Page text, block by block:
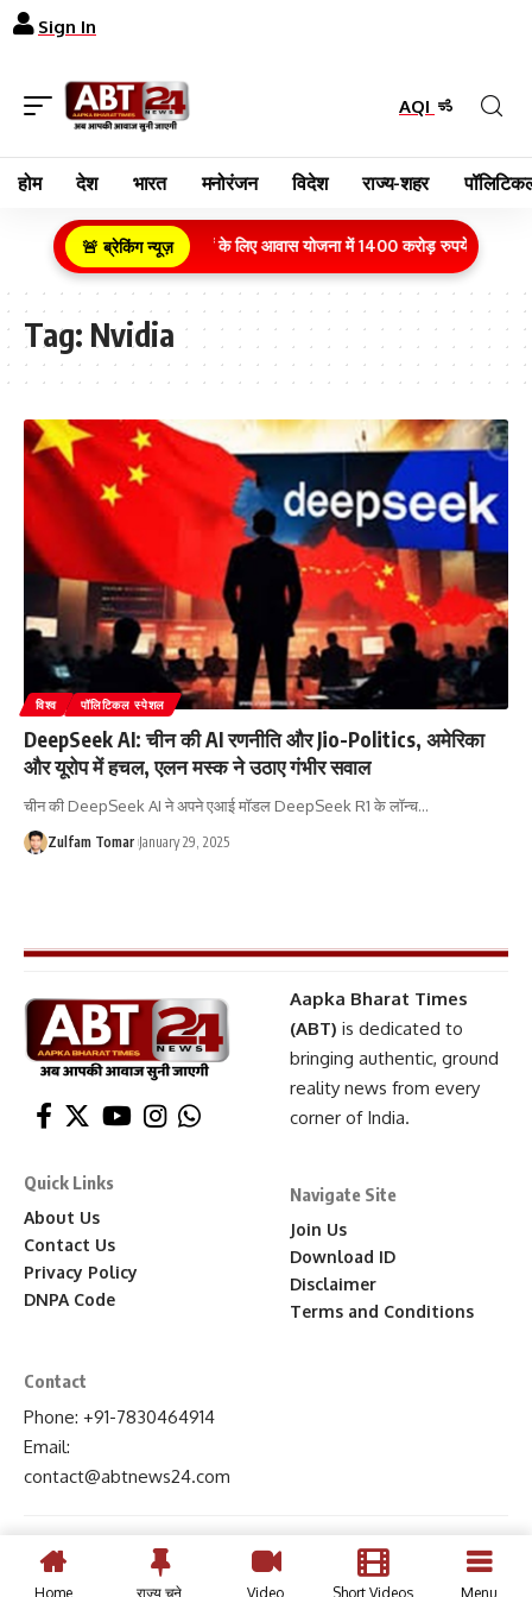
Sign In
AQI
होम देश भारत मनोरंजन विदेश राज्य-शहर
🚨 ब्रेकिंग न्यूज़
ग्रामीण क्षेत्र के गरीब परिवारों के लिए आवास योजना में 1400 करोड़ रुपये का बजट
Tag: Nvidia
विश्व पॉलिटिकल स्पेशल
DeepSeek AI: चीन की AI रणनीति और Jio-Politics, अमेरिका
और यूरोप में हचल, एलन मस्क ने उठाए गंभीर सवाल
चीन की DeepSeek AI ने अपने एआई मॉडल DeepSeek R1 के लॉन्च…
Zulfam Tomar January 29, 2025
Aapka Bharat Times
(ABT) is dedicated to
bringing authentic, ground
reality news from every
corner of India.
Quick Links
About Us
Contact Us
Privacy Policy
DNPA Code
Navigate Site
Join Us
Download ID
Disclaimer
Terms and Conditions
Contact
Phone: +91-7830464914
Email:
contact@abtnews24.com
Home राज्य चुने Video Short Videos Menu